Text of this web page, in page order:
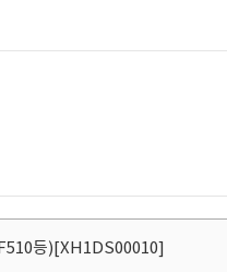
등)[XH1DS00010]